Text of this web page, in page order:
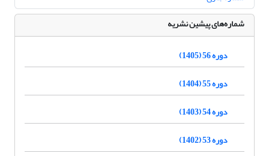
شماره‌های پیشین نشریه
دوره 56 (1405)
دوره 55 (1404)
دوره 54 (1403)
دوره 53 (1402)